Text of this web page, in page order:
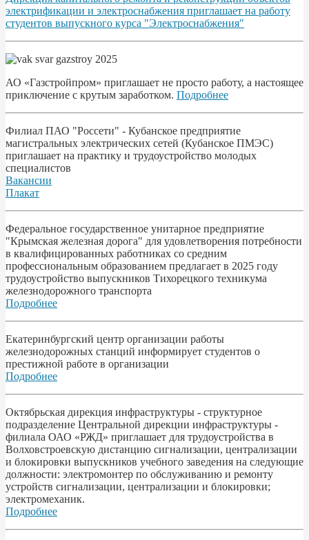
электрификации и электроснабжения приглашает на работу
студентов выпускного курса "Электроснабжения"
АО «Газстройпром» приглашает не просто работу, а настоящее
приключение с крутым заработком. Подробнее
Филиал ПАО "Россети" - Кубанское предприятие
магистральных электрических сетей (Кубанское ПМЭС)
приглашает на практику и трудоустройство молодых
специалистов
Вакансии
Плакат
Федеральное государственное унитарное предприятие
"Крымская железная дорога" для удовлетворения потребности
в квалифицированных работниках со средним
профессиональным образованием предлагает в 2025 году
трудоустройство выпускников Тихорецкого техникума
железнодорожного транспорта
Подробнее
Екатеринбургский центр организации работы
железнодорожных станций информирует студентов о
престижной работе в организации
Подробнее
Октябрьская дирекция инфраструктуры - структурное
подразделение Центральной дирекции инфраструктуры -
филиала ОАО «РЖД» приглашает для трудоустройства в
Волховстроевскую дистанцию сигнализации, централизации
и блокировки выпускников учебного заведения на следующие
должности: электромонтер по обслуживанию и ремонту
устройств сигнализации, централизации и блокировки;
электромеханик.
Подробнее